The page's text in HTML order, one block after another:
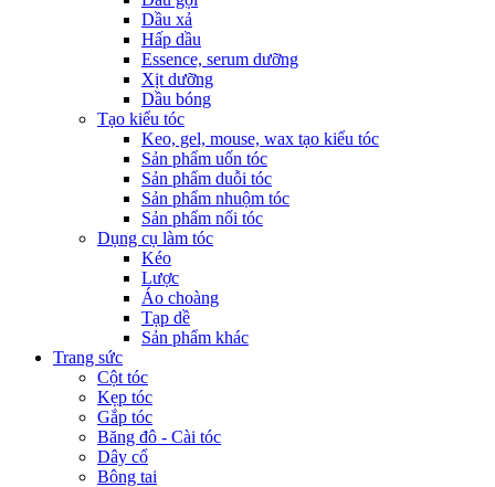
Dầu xả
Hấp dầu
Essence, serum dưỡng
Xịt dưỡng
Dầu bóng
Tạo kiểu tóc
Keo, gel, mouse, wax tạo kiểu tóc
Sản phẩm uốn tóc
Sản phẩm duỗi tóc
Sản phẩm nhuộm tóc
Sản phẩm nối tóc
Dụng cụ làm tóc
Kéo
Lược
Áo choàng
Tạp dề
Sản phẩm khác
Trang sức
Cột tóc
Kẹp tóc
Gắp tóc
Băng đô - Cài tóc
Dây cổ
Bông tai